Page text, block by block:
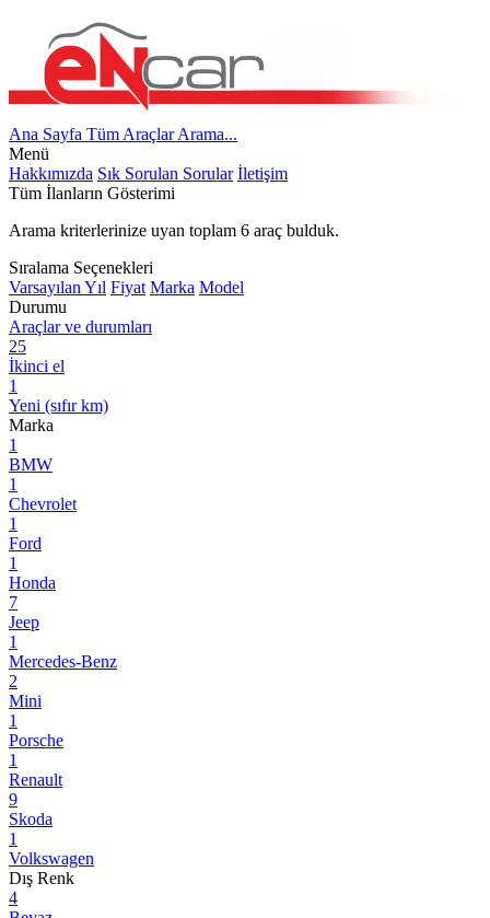
Ana Sayfa Tüm AraçlarArama...
Menü
Hakkımızda Sık Sorulan Sorular İletişim
Tüm İlanların Gösterimi
Arama kriterlerinize uyan toplam 6 araç bulduk.
Sıralama Seçenekleri
Varsayılan Yıl Fiyat Marka Model
Durumu
Araçlar ve durumları
25
İkinci el
1
Yeni (sıfır km)
Marka
1
BMW
1
Chevrolet
1
Ford
1
Honda
7
Jeep
1
Mercedes-Benz
2
Mini
1
Porsche
1
Renault
9
Skoda
1
Volkswagen
Dış Renk
4